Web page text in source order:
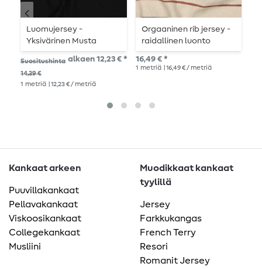
Luomujersey -
Yksivärinen Musta
Suositushinta
14,39 €
alkaen 12,23 € *
1 metriä | 12,23 € / metriä
Orgaaninen rib jersey -
raidallinen luonto
16,49 € *
1 metriä | 16,49 € / metriä
Kankaat arkeen
Puuvillakankaat
Pellavakankaat
Viskoosikankaat
Collegekankaat
Musliini
Muodikkaat kankaat
tyylillä
Jersey
Farkkukangas
French Terry
Resori
Romanit Jersey